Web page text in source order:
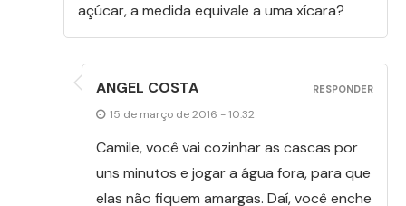
açúcar, a medida equivale a uma xícara?
ANGEL COSTA
15 de março de 2016 - 10:32
Camile, você vai cozinhar as cascas por
uns minutos e jogar a água fora, para que
elas não fiquem amargas. Daí, você enche
RESPONDER